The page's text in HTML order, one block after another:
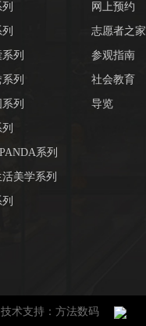
列
列
列
系列
美学系列
网上预约
志愿者之家
参观指南
社会教育
导览
技术支持：方法数码